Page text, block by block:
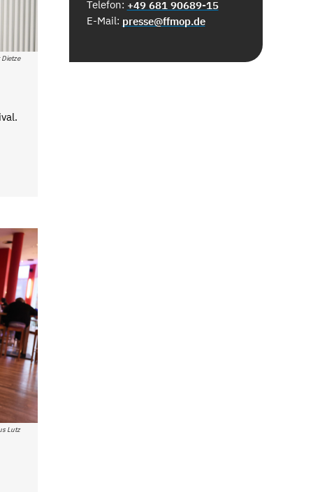
Lutz
Telefon: +49 681 90689-15
E-Mail: presse@ffmop.de